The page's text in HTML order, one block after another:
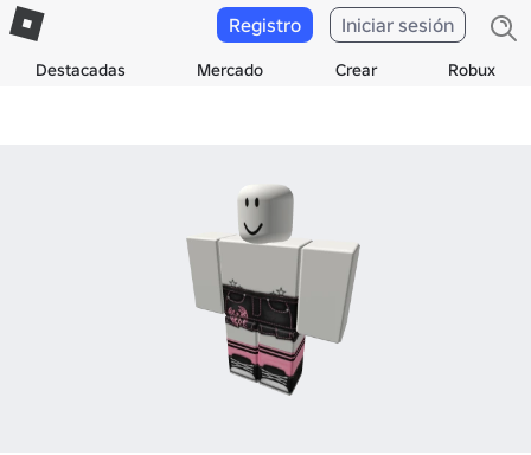
Destacadas Mercado Crear Robux
Registro Iniciar sesión